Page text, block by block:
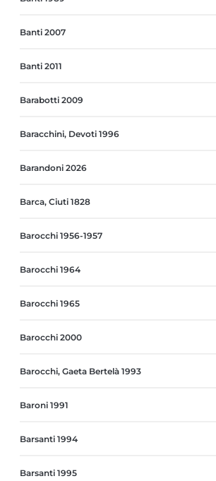
Banti 2007
Banti 2011
Barabotti 2009
Baracchini, Devoti 1996
Barandoni 2026
Barca, Ciuti 1828
Barocchi 1956-1957
Barocchi 1964
Barocchi 1965
Barocchi 2000
Barocchi, Gaeta Bertelà 1993
Baroni 1991
Barsanti 1994
Barsanti 1995